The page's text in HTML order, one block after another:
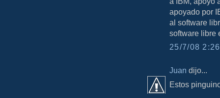
apoyado por
al software
software libre
25/7/08
Juan dijo...
Estos